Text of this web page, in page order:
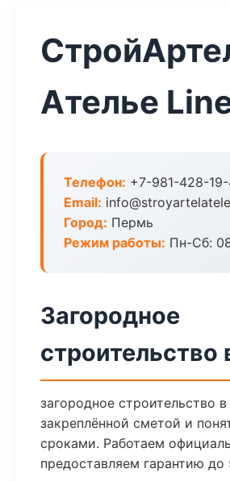
Ателье
Телефон: +7-981-428-19-
Email:
Город: Пермь
Режим работы: Пн-Сб:
Загородное
строительство
загородное строительство
закреплённой сметой и
сроками. Работаем
предоставляем гарантию до